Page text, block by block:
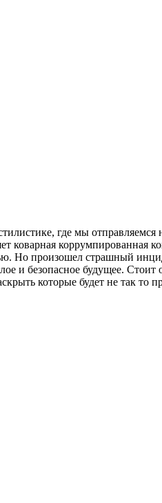
где мы
коварная
Но произошел страшный
и безопасное будущее.
которые будет не так то